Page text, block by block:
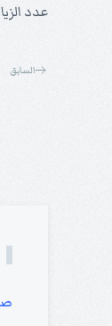
عدد
السابق